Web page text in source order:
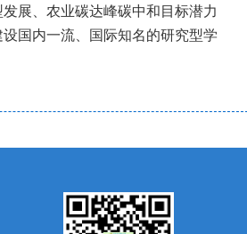
展、农业碳达峰碳中和目标潜力
国内一流、国际知名的研究型学